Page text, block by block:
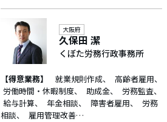
久保田 潔
大阪府
くぼた労務行政事務所
【得意業務】 就業規則作成
高齢者雇用
労働時間・休暇制度
助成金
労務監査
給与計算
年金相談 障害者雇用
労務
相談
雇用管理改善…